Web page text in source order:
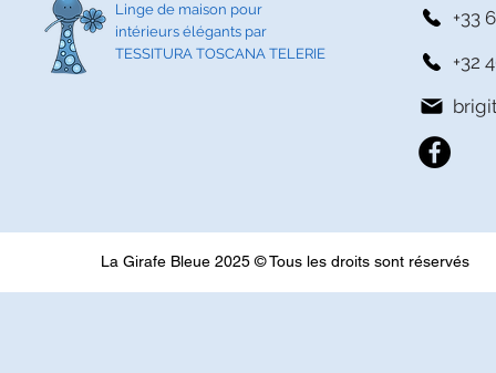
Linge de maison pour
intérieurs élégants par
TESSITURA TOSCANA TELERIE
+33
+32
La Girafe Bleue 2025 © Tous les droits sont réservés